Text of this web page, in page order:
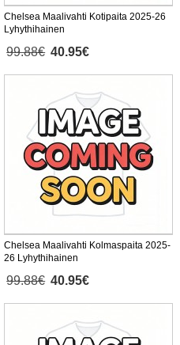
Chelsea Maalivahti Kotipaita 2025-26
Lyhythihainen
99.88€ 40.95€
Chelsea Maalivahti Kolmaspaita 2025-
26 Lyhythihainen
99.88€ 40.95€